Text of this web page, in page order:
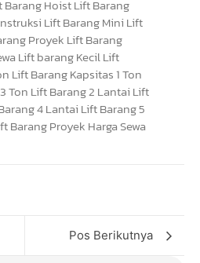
Pos Berikutnya